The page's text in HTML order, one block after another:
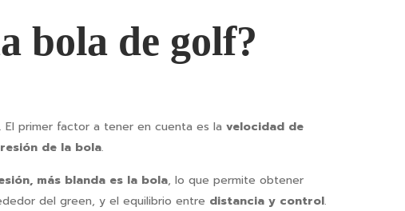
bola de golf?
. El primer factor a tener en cuenta es la velocidad de
de la bola.
más blanda es la bola, lo que permite obtener
del green, y el equilibrio entre distancia y control.